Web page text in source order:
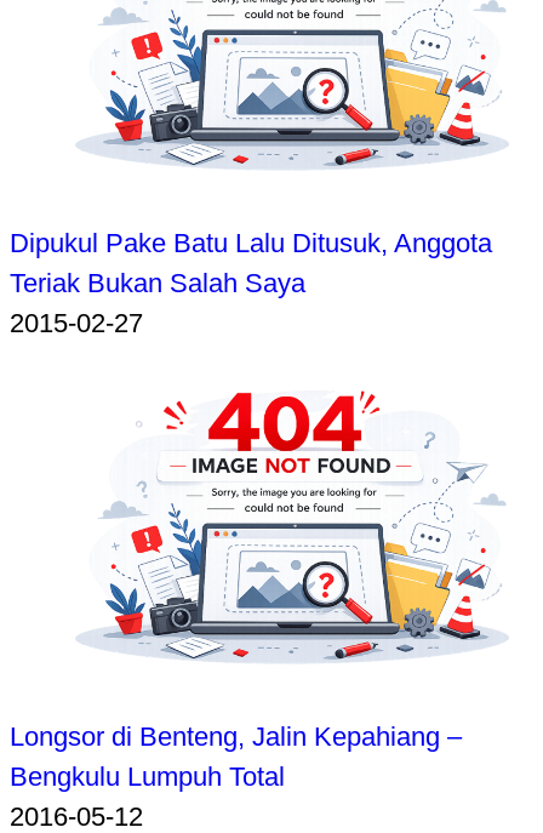
Dipukul Pake Batu Lalu Ditusuk, Anggota
Teriak Bukan Salah Saya
2015-02-27
Longsor di Benteng, Jalin Kepahiang –
Bengkulu Lumpuh Total
2016-05-12